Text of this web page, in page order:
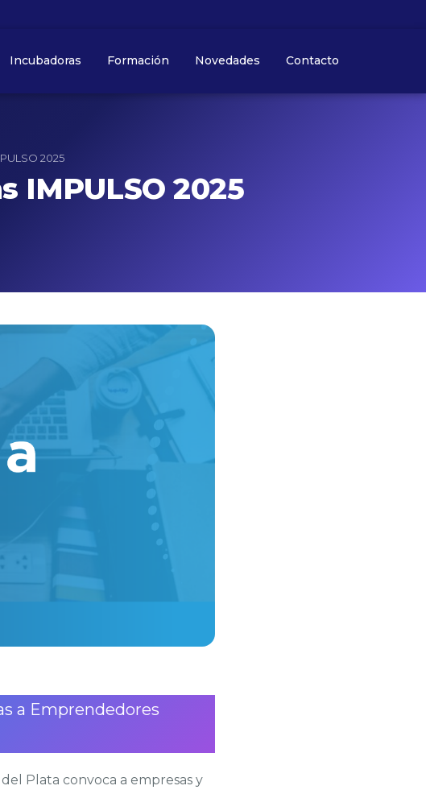
Incubadoras Formación Novedades Contacto
2025
IMPULSO 2025
a Emprendedores
Plata convoca a empresas y